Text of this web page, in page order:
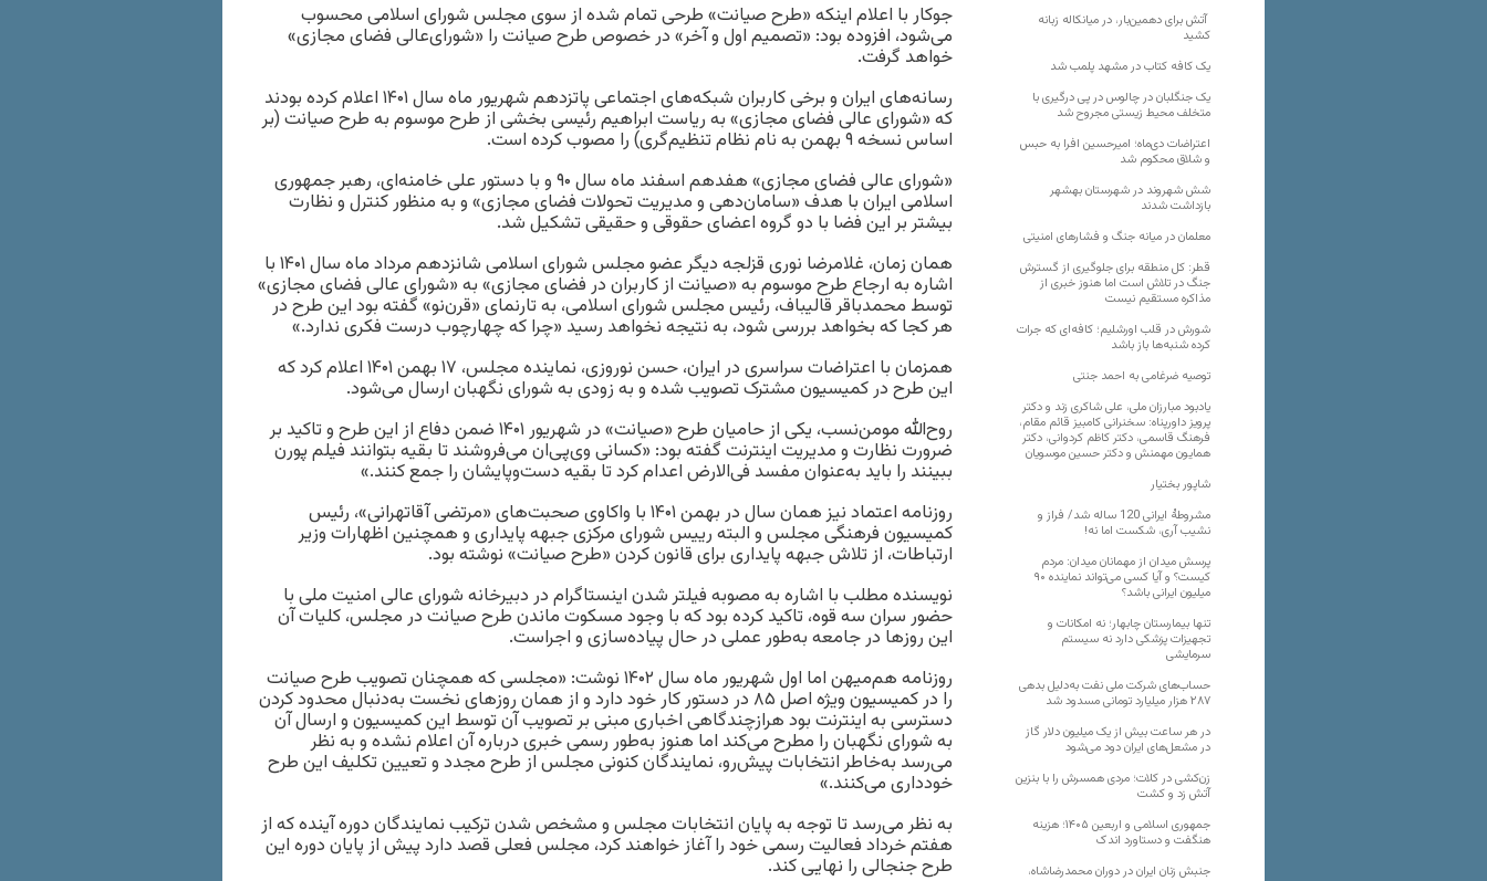
جوکار با اعلام اینکه «طرح صیانت» طرحی تمام شده از سوی مجلس شورای اسلامی محسوب
می‌شود، افزوده بود: «تصمیم اول و آخر» در خصوص طرح صیانت را «شورای‌عالی فضای مجازی»
خواهد گرفت.
رسانه‌های ایران و برخی کاربران شبکه‌های اجتماعی پاتزدهم شهریور ماه سال ۱۴۰۱ اعلام کرده بودند
که «شورای عالی فضای مجازی» به ریاست ابراهیم رئیسی بخشی از طرح موسوم به طرح صیانت (بر
اساس نسخه ۹ بهمن به نام نظام تنظیم‌گری) را مصوب کرده است.
«شورای عالی فضای مجازی» هفدهم اسفند ماه سال ۹۰ و با دستور علی خامنه‌ای، رهبر جمهوری
اسلامی ایران با هدف «سامان‌دهی و مدیریت تحولات فضای مجازی» و به منظور کنترل و نظارت
بیشتر بر این فضا با دو گروه اعضای حقوقی و حقیقی تشکیل شد.
همان زمان، غلامرضا نوری قزلجه دیگر عضو مجلس شورای اسلامی شانزدهم مرداد ماه سال ۱۴۰۱ با
اشاره به ارجاع طرح موسوم به «صیانت از کاربران در فضای مجازی» به «شورای عالی فضای مجازی»
توسط محمدباقر قالیباف، رئیس مجلس شورای اسلامی، به تارنمای «قرن‌نو» گفته بود این طرح در
هر کجا که بخواهد بررسی شود، به نتیجه نخواهد رسید «چرا که چهارچوب درست فکری ندارد.»
همزمان با اعتراضات سراسری در ایران، حسن نوروزی، نماینده مجلس، ۱۷ بهمن ۱۴۰۱ اعلام کرد که
این طرح در کمیسیون مشترک تصویب شده و به زودی به شورای نگهبان ارسال می‌شود.
روح‌الله مومن‌نسب، یکی از حامیان طرح «صیانت» در شهریور ۱۴۰۱ ضمن دفاع از این طرح و تاکید بر
ضرورت نظارت و مدیریت اینترنت گفته بود: «کسانی وی‌پی‌ان می‌فروشند تا بقیه بتوانند فیلم پورن
ببینند را باید به‌عنوان مفسد فی‌الارض اعدام کرد تا بقیه دست‌وپایشان را جمع کنند.»
روزنامه اعتماد نیز همان سال در بهمن ۱۴۰۱ با واکاوی صحبت‌های «مرتضی آقاتهرانی»، رئیس
کمیسیون فرهنگی مجلس و البته رییس شورای مرکزی جبهه پایداری و همچنین اظهارات وزیر
ارتباطات، از تلاش جبهه‌ پایداری برای قانون کردن «طرح صیانت» نوشته بود.
نویسنده مطلب با اشاره به مصوبه فیلتر شدن اینستاگرام در دبیرخانه شورای عالی امنیت ملی با
حضور سران سه قوه، تاکید کرده بود که با وجود مسکوت ماندن طرح صیانت در مجلس، کلیات آن
این روزها در جامعه به‌طور عملی در حال پیاده‌سازی و اجراست.
روزنامه هم‌میهن اما اول شهریور ماه سال ۱۴۰۲ نوشت: «مجلسی که همچنان تصویب طرح صیانت
را در کمیسیون ویژه اصل ۸۵ در دستور کار خود دارد و از همان روزهای نخست به‌دنبال محدود کردن
دسترسی به اینترنت بود هرازچندگاهی اخباری مبنی بر تصویب آن توسط این کمیسیون و ارسال آن
به شورای نگهبان را مطرح می‌کند اما هنوز به‌طور رسمی خبری درباره آن اعلام نشده و به نظر
می‌رسد به‌خاطر انتخابات پیش‌رو، نمایندگان کنونی مجلس از طرح مجدد و تعیین تکلیف این طرح
خودداری می‌کنند.»
به نظر می‌رسد تا توجه به پایان انتخابات مجلس و مشخص شدن ترکیب نمایندگان دوره آینده که از
هفتم خرداد فعالیت رسمی خود را آغاز خواهند کرد، مجلس فعلی قصد دارد پیش از پایان دوره این
طرح جنجالی را نهایی کند.
آتش برای دهمین‌بار، در میانکاله زبانه
کشید
یک کافه کتاب در مشهد پلمب شد
یک جنگلبان در چالوس در پی درگیری با
متخلف محیط زیستی مجروح شد
اعتراضات دی‌ماه؛ امیرحسین افرا به حبس
و شلاق محکوم شد
شش شهروند در شهرستان بهشهر
بازداشت شدند
معلمان در میانه جنگ و فشارهای امنیتی
قطر: کل منطقه برای جلوگیری از گسترش
جنگ در تلاش است اما هنوز خبری از
مذاکره مستقیم نیست
شورش در قلب اورشلیم؛ کافه‌ای که جرات
کرده شنبه‌ها باز باشد
توصیه ضرغامی به احمد جنتی
یادبود مبارزان ملی، علی شاکری زند و دکتر
پرویز داورپناه: سخنرانی کامبیز قائم مقام،
فرهنگ قاسمی، دکتر کاظم کردوانی، دکتر
همایون مهمنش و دکتر حسین موسویان
شاپور بختیار
مشروطۀ ایرانی 120 ساله شد/ فراز و
نشیب آری، شکست اما نه!
پرسش میدان از مهمانان میدان: مردم
کیست؟ و آیا کسی می‌تواند نماینده ۹۰
میلیون ایرانی باشد؟
تنها بیمارستان چابهار؛ نه امکانات و
تجهیزات پزشکی دارد نه سیستم
سرمایشی
حساب‌های شرکت ملی نفت به‌دلیل بدهی
۲۸۷ هزار میلیارد تومانی مسدود شد
در هر ساعت بیش از یک میلیون دلار گاز
در مشعل‌های ایران دود می‌شود
زن‌کشی در کلات؛ مردی همسرش را با بنزین
آتش زد و کشت
جمهوری اسلامی و اربعین ۱۴۰۵؛ هزینه
هنگفت و دستاورد اندک
جنبش زنان ایران در دوران محمدرضاشاه،